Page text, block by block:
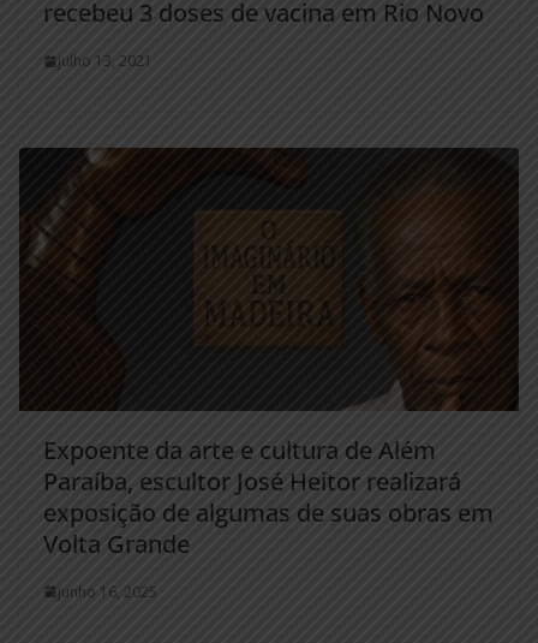
recebeu 3 doses de vacina em Rio Novo
julho 13, 2021
Expoente da arte e cultura de Além
Paraíba, escultor José Heitor realizará
exposição de algumas de suas obras em
Volta Grande
junho 16, 2025